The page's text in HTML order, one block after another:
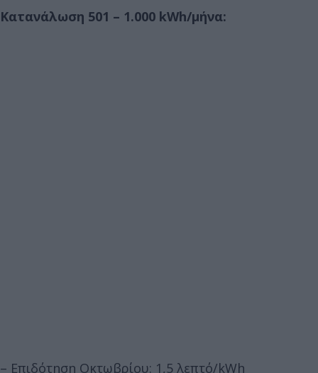
Κατανάλωση 501 – 1.000 kWh/μήνα:
– Επιδότηση Οκτωβρίου: 1,5 λεπτό/kWh